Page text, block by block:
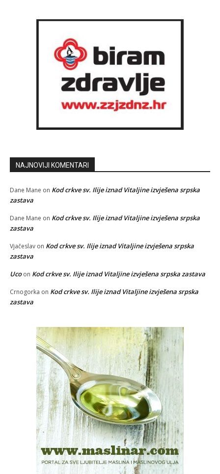
NAJNOVIJI KOMENTARI
Dane Mane on Kod crkve sv. Ilije iznad Vitaljine izvješena srpska
zastava
Dane Mane on Kod crkve sv. Ilije iznad Vitaljine izvješena srpska
zastava
Vjačeslav on Kod crkve sv. Ilije iznad Vitaljine izvješena srpska
zastava
Ucoon Kod crkve sv. Ilije iznad Vitaljine izvješena srpska zastava
Crnogorka on Kod crkve sv. Ilije iznad Vitaljine izvješena srpska
zastava